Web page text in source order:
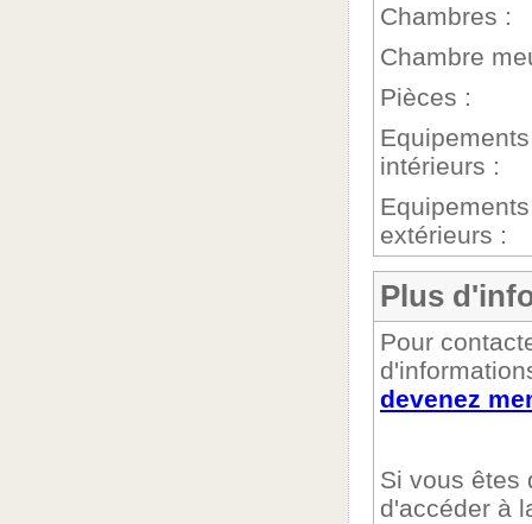
Chambres :
Chambre
Pièces :
Equipements
intérieurs :
Equipements
extérieurs :
Plus
Pour
devenez
Si vous êtes
d'accéder à